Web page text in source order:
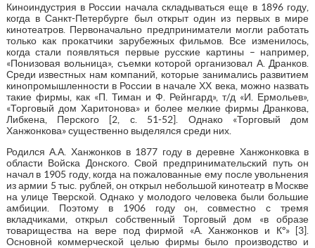
Киноиндустрия в России начала складываться еще в 1896 году,
когда в Санкт-Петербурге был открыт один из первых в мире
кинотеатров. Первоначально предприниматели могли работать
только как прокатчики зарубежных фильмов. Все изменилось,
когда стали появляться первые русские картины – например,
«Понизовая вольница», съемки которой организовал А. Дранков.
Среди известных нам компаний, которые занимались развитием
кинопромышленности в России в начале ХХ века, можно назвать
такие фирмы, как «П. Тиман и Ф. Рейнгард», т/д «И. Ермольев»,
«Торговый дом Харитонова» и более мелкие фирмы Дранкова,
Либкена, Перского [2, с. 51-52]. Однако «Торговый дом
Ханжонкова» существенно выделялся среди них.
Родился А.А. Ханжонков в 1877 году в деревне Ханжонковка в
области Войска Донского. Свой предпринимательский путь он
начал в 1905 году, когда на пожалованные ему после увольнения
из армии 5 тыс. рублей, он открыл небольшой кинотеатр в Москве
на улице Тверской. Однако у молодого человека были большие
амбиции. Поэтому в 1906 году он, совместно с тремя
вкладчиками, открыл собственный Торговый дом «в образе
товарищества на вере под фирмой «А. Ханжонков и К°» [3].
Основной коммерческой целью фирмы было производство и